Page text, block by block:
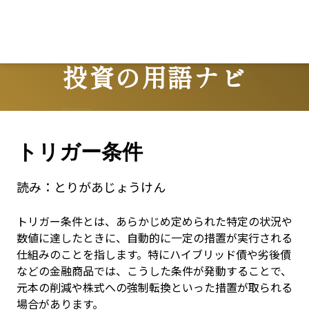
投資の用語ナビ
Terms
トリガー条件
読み： とりがあじょうけん
トリガー条件とは、あらかじめ定められた特定の状況や
数値に達したときに、自動的に一定の措置が実行される
仕組みのことを指します。特にハイブリッド債や劣後債
などの金融商品では、こうした条件が発動することで、
元本の削減や株式への強制転換といった措置が取られる
場合があります。